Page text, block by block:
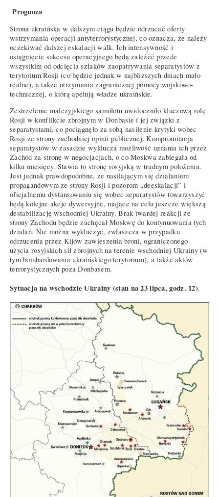
Prognoza
Strona ukraińska w dalszym ciągu będzie odrzucać oferty
wstrzymania operacji antyterrorystycznej, co oznacza, że należy
oczekiwać dalszej eskalacji walk. Ich intensywność i
osiągnięcie sukcesu operacyjnego będą zależeć przede
wszystkim od odcięcia szlaków zaopatrywania separatystów z
terytorium Rosji (co będzie jednak w najbliższych dniach mało
realne), a także otrzymania zagranicznej pomocy wojskowo-
technicznej, o którą apelują władze ukraińskie.
Zestrzelenie malezyjskiego samolotu uwidoczniło kluczową rolę
Rosji w konflikcie zbrojnym w Donbasie i jej związki z
separatystami, co pociągnęło za sobą nasilenie krytyki wobec
Rosji ze strony zachodniej opinii publicznej. Kompromitacja
separatystów w zasadzie wyklucza możliwość uznania ich przez
Zachód za stronę w negocjacjach, o co Moskwa zabiegała od
kilku miesięcy. Stawia to stronę rosyjską w trudnym położeniu.
Jest jednak prawdopodobne, że nasilającym się działaniom
propagandowym ze strony Rosji i pozorom „deeskalacji” i
oficjalnemu dystansowaniu się wobec separatystów towarzyszyć
będą kolejne akcje dywersyjne, mające na celu jeszcze większą
destabilizację wschodniej Ukrainy. Brak twardej reakcji ze
strony Zachodu będzie zachęcał Moskwę do kontynuowania tych
działań. Nie można wykluczyć, zwłaszcza w przypadku
odrzucenia przez Kijów zawieszenia broni, ograniczonego
użycia rosyjskich sił zbrojnych na terenie wschodniej Ukrainy (w
tym bombardowania ukraińskiego terytorium), a także aktów
terrorystycznych poza Donbasem.
Sytuacja na wschodzie Ukrainy (stan na 23 lipca, godz. 12).